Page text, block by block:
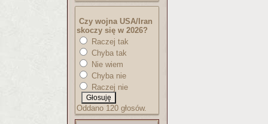
Czy wojna USA/Iran
skoczy się w 2026?
Raczej tak
Chyba tak
Nie wiem
Chyba nie
Raczej nie
Oddano 120 głosów.